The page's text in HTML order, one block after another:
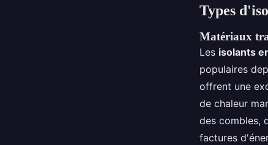
Types
Matériaux
Les isolants
populaires
offrent une
de chaleur
des combles,
factures